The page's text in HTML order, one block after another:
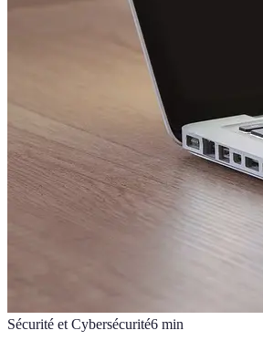
Sécurité et Cybersécurité6 min